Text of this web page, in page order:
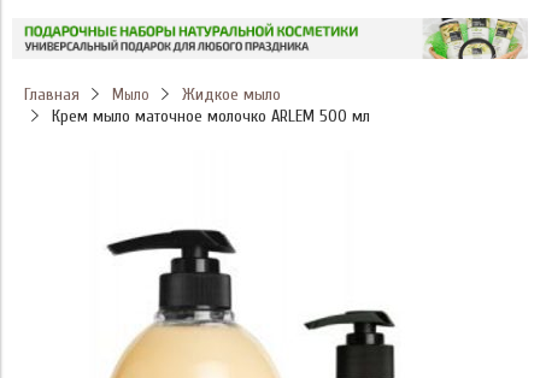
Главная Мыло
Жидкое мыло
Крем мыло маточное молочко ARLEM 500 мл